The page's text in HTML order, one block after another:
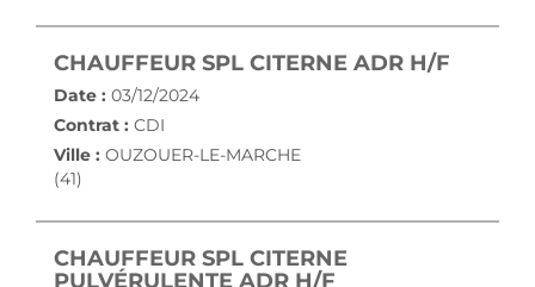
CHAUFFEUR SPL CITERNE ADR H/F
Date : 03/12/2024
Contrat : CDI
Ville : OUZOUER-LE-MARCHE
(41)
CHAUFFEUR SPL CITERNE
PULVÉRULENTE ADR H/F